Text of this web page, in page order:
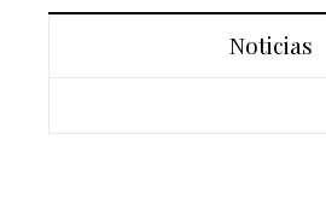
Noticias